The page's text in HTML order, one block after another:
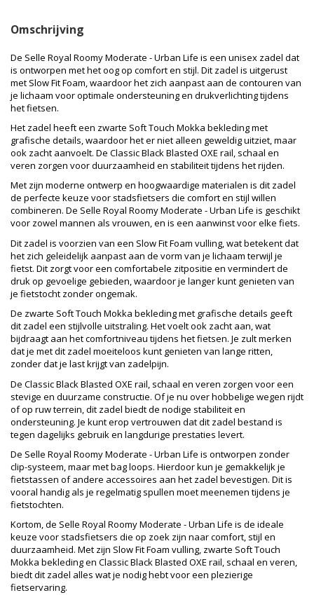
Omschrijving
De Selle Royal Roomy Moderate - Urban Life is een unisex zadel dat
is ontworpen met het oog op comfort en stijl. Dit zadel is uitgerust
met Slow Fit Foam, waardoor het zich aanpast aan de contouren van
je lichaam voor optimale ondersteuning en drukverlichting tijdens
het fietsen.
Het zadel heeft een zwarte Soft Touch Mokka bekleding met
grafische details, waardoor het er niet alleen geweldig uitziet, maar
ook zacht aanvoelt. De Classic Black Blasted OXE rail, schaal en
veren zorgen voor duurzaamheid en stabiliteit tijdens het rijden.
Met zijn moderne ontwerp en hoogwaardige materialen is dit zadel
de perfecte keuze voor stadsfietsers die comfort en stijl willen
combineren. De Selle Royal Roomy Moderate - Urban Life is geschikt
voor zowel mannen als vrouwen, en is een aanwinst voor elke fiets.
Dit zadel is voorzien van een Slow Fit Foam vulling, wat betekent dat
het zich geleidelijk aanpast aan de vorm van je lichaam terwijl je
fietst. Dit zorgt voor een comfortabele zitpositie en vermindert de
druk op gevoelige gebieden, waardoor je langer kunt genieten van
je fietstocht zonder ongemak.
De zwarte Soft Touch Mokka bekleding met grafische details geeft
dit zadel een stijlvolle uitstraling. Het voelt ook zacht aan, wat
bijdraagt aan het comfortniveau tijdens het fietsen. Je zult merken
dat je met dit zadel moeiteloos kunt genieten van lange ritten,
zonder dat je last krijgt van zadelpijn.
De Classic Black Blasted OXE rail, schaal en veren zorgen voor een
stevige en duurzame constructie. Of je nu over hobbelige wegen rijdt
of op ruw terrein, dit zadel biedt de nodige stabiliteit en
ondersteuning. Je kunt erop vertrouwen dat dit zadel bestand is
tegen dagelijks gebruik en langdurige prestaties levert.
De Selle Royal Roomy Moderate - Urban Life is ontworpen zonder
clip-systeem, maar met bag loops. Hierdoor kun je gemakkelijk je
fietstassen of andere accessoires aan het zadel bevestigen. Dit is
vooral handig als je regelmatig spullen moet meenemen tijdens je
fietstochten.
Kortom, de Selle Royal Roomy Moderate - Urban Life is de ideale
keuze voor stadsfietsers die op zoek zijn naar comfort, stijl en
duurzaamheid. Met zijn Slow Fit Foam vulling, zwarte Soft Touch
Mokka bekleding en Classic Black Blasted OXE rail, schaal en veren,
biedt dit zadel alles wat je nodig hebt voor een plezierige
fietservaring.